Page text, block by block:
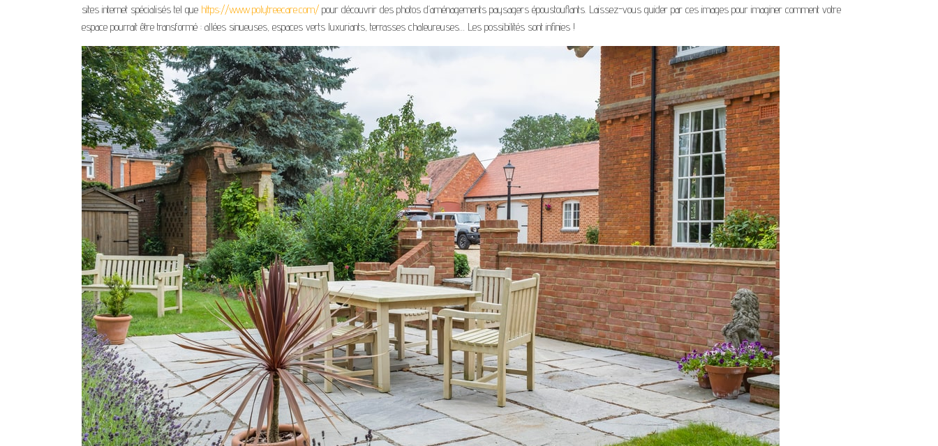
sites internet spécialisés tel que https://www.polytreecare.com/ pour découvrir des photos d’aménagements paysagers époustouflants. Laissez-vous guider par ces images pour imaginer comment votre
espace pourrait être transformé : allées sinueuses, espaces verts luxuriants, terrasses chaleureuses… Les possibilités sont infinies !